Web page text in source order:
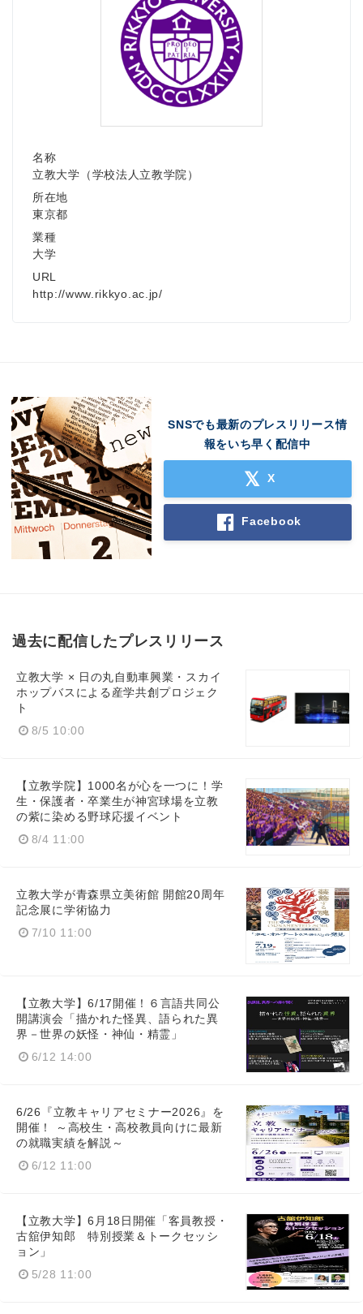
名称
立教大学（学校法人立教学院）
所在地
東京都
業種
大学
URL
http://www.rikkyo.ac.jp/
SNSでも最新のプレスリリース情
報をいち早く配信中
X
Facebook
過去に配信したプレスリリース
立教大学 × 日の丸自動車興業・スカイ
ホップバスによる産学共創プロジェク
ト
8/5 10:00
【立教学院】1000名が心を一つに！学
生・保護者・卒業生が神宮球場を立教
の紫に染める野球応援イベント
8/4 11:00
立教大学が青森県立美術館 開館20周年
記念展に学術協力
7/10 11:00
【立教大学】6/17開催！６言語共同公
開講演会「描かれた怪異、語られた異
界－世界の妖怪・神仙・精霊」
6/12 14:00
6/26『立教キャリアセミナー2026』を
開催！ ～高校生・高校教員向けに最新
の就職実績を解説～
6/12 11:00
【立教大学】6月18日開催「客員教授・
古舘伊知郎 特別授業＆トークセッシ
ョン」
5/28 11:00